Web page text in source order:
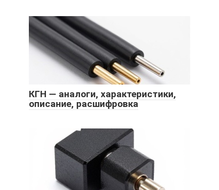
КГН — аналоги, характеристики,
описание, расшифровка